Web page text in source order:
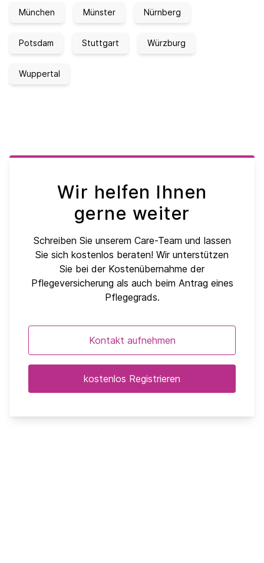
München Münster Nürnberg
Potsdam Stuttgart Würzburg
Wuppertal
Wir helfen Ihnen
gerne weiter
Schreiben Sie unserem Care-Team und lassen
Sie sich kostenlos beraten! Wir unterstützen
Sie bei der Kostenübernahme der
Pflegeversicherung als auch beim Antrag eines
Pflegegrads.
Kontakt aufnehmen
kostenlos Registrieren